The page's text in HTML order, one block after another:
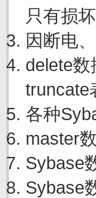
只有损
因断电
delete
truncate
各种
master
Sybase
Sybase